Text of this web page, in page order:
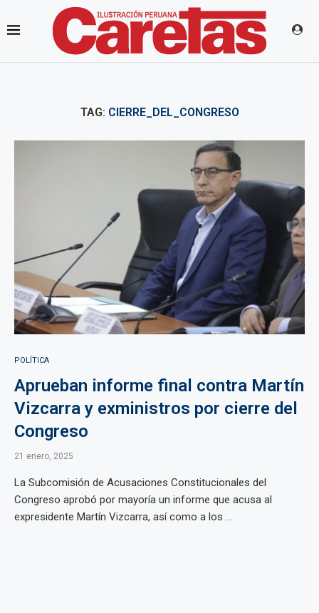
TAG: CIERRE_DEL_CONGRESO
POLÍTICA
Aprueban informe final contra Martín
Vizcarra y exministros por cierre del
Congreso
21 enero, 2025
La Subcomisión de Acusaciones Constitucionales del
Congreso aprobó por mayoría un informe que acusa al
expresidente Martín Vizcarra, así como a los ...